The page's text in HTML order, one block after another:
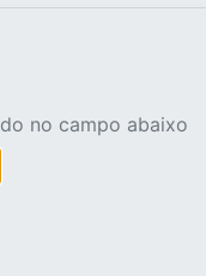
no campo abaixo